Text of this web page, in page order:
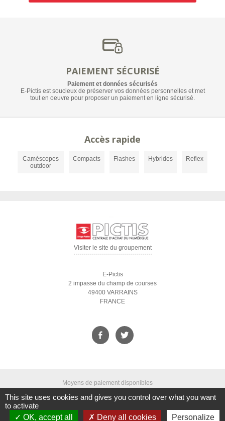
PAIEMENT SÉCURISÉ
Paiement et données sécurisés
E-Pictis est soucieux de préserver vos données personnelles et met
tout en oeuvre pour proposer un paiement en ligne sécurisé.
Accès rapide
Caméscopes
outdoor
Compacts Flashes Hybrides Reflex
Visiter le site du groupement
E-Pictis
2 impasse du champ de courses
49400 VARRAINS
FRANCE
Moyens de paiement disponibles
Qui sommes-nous ? CGV Mentions légales | Droit à l'oubli | Nous
This site uses cookies and gives you control over what you want
to activate
OK, accept all
Deny all cookies Personalize